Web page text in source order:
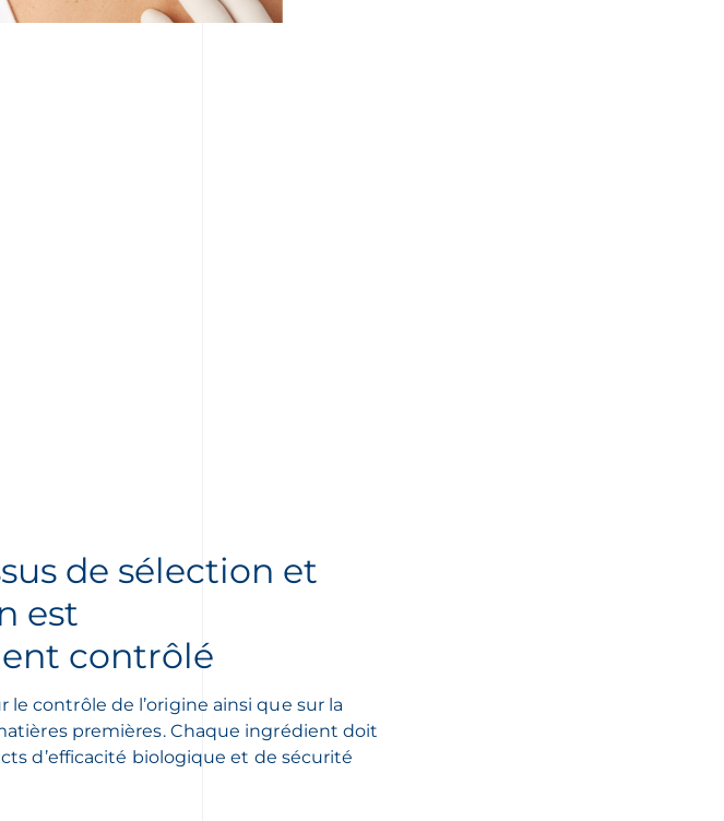
de sélection et
est
contrôlé
le contrôle de l’origine ainsi que sur la
premières. Chaque ingrédient doit
d’efficacité biologique et de sécurité